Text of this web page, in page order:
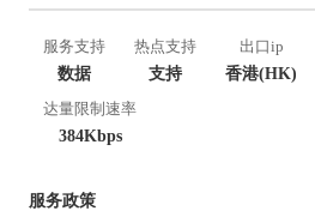
服务支持
数据
热点支持
支持
出口ip
香港(HK)
达量限制速率
384Kbps
服务政策